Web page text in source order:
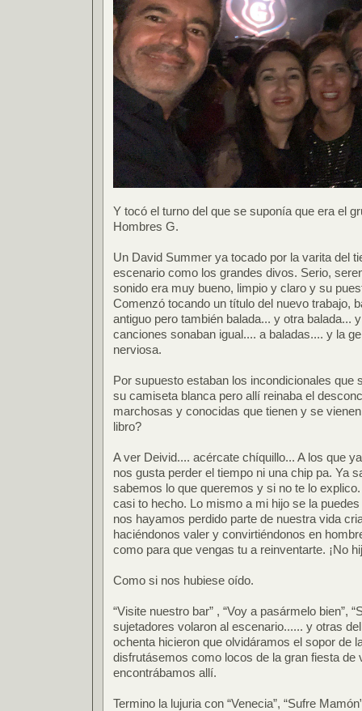
Y tocó el turno del que se suponía que era el
Hombres G.
Un David Summer ya tocado por la varita del
escenario como los grandes divos. Serio,
sonido era muy bueno, limpio y claro y su
Comenzó tocando un título del nuevo trabajo,
antiguo pero también balada... y otra balada...
canciones sonaban igual.... a baladas.... y la
nerviosa.
Por supuesto estaban los incondicionales que
su camiseta blanca pero allí reinaba el
marchosas y conocidas que tienen y se
libro?
A ver Deivid.... acércate chíquillo... A los que
nos gusta perder el tiempo ni una chip pa. Ya
sabemos lo que queremos y si no te lo
casi to hecho. Lo mismo a mi hijo se la
nos hayamos perdido parte de nuestra vida
haciéndonos valer y convirtiéndonos en
como para que vengas tu a reinventarte. ¡No
Como si nos hubiese oído.
“Visite nuestro bar” , “Voy a pasármelo bien”,
sujetadores volaron al escenario...... y otras
ochenta hicieron que olvidáramos el sopor de
disfrutásemos como locos de la gran fiesta de
encontrábamos allí.
Termino la lujuria con “Venecia”, “Sufre